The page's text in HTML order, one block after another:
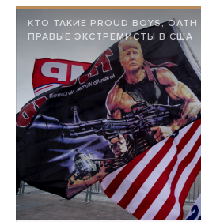
КТО ТАКИЕ PROUD BOYS,
ПРАВЫЕ ЭКСТРЕМИСТЫ В США